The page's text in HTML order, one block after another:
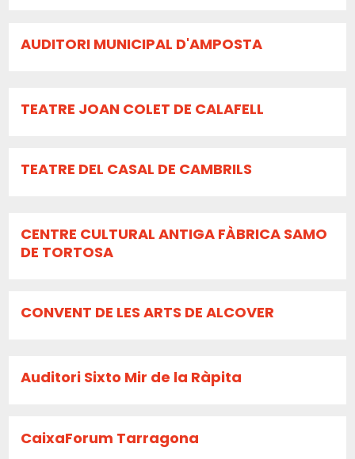
AUDITORI MUNICIPAL D'AMPOSTA
TEATRE JOAN COLET DE CALAFELL
TEATRE DEL CASAL DE CAMBRILS
CENTRE CULTURAL ANTIGA FÀBRICA SAMO
DE TORTOSA
CONVENT DE LES ARTS DE ALCOVER
Auditori Sixto Mir de la Ràpita
CaixaForum Tarragona